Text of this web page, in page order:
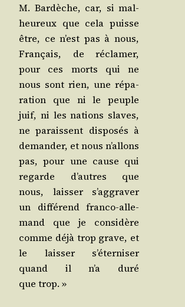
M. Bar­dèche, car, si mal­
heu­reux que cela puisse
être, ce n’est pas à nous,
Fran­çais, de récla­mer,
pour ces morts qui ne
nous sont rien, une répa­
ra­tion que ni le peuple
juif, ni les nations slaves,
ne paraissent dis­po­sés à
deman­der, et nous n’al­lons
pas, pour une cause qui
regarde d’autres que
nous, lais­ser s’ag­gra­ver
un dif­fé­rend fran­co-alle­
mand que je consi­dère
comme déjà trop grave, et
le lais­ser s’é­ter­ni­ser
quand il n’a duré
que trop. »